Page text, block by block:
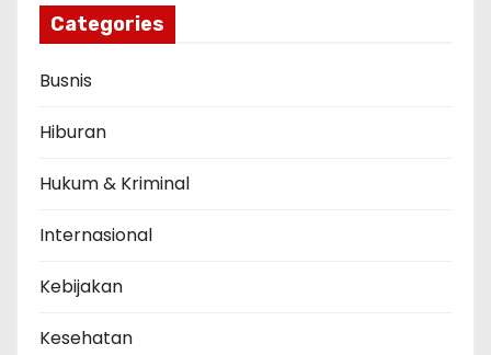
Categories
Busnis
Hiburan
Hukum & Kriminal
Internasional
Kebijakan
Kesehatan